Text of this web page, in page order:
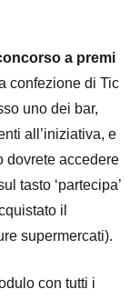
a premi
confezione di Tic
uno dei bar,
all’iniziativa, e
dovrete accedere
tasto ‘partecipa’
il
supermercati).
con tutti i